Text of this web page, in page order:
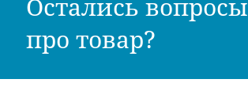
Остались вопросы
про товар?